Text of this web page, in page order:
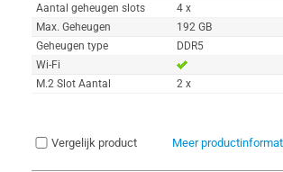
Aantal geheugen slots
4 x
Max. Geheugen
192 GB
Geheugen type
DDR5
Wi-Fi
M.2 Slot Aantal
2 x
Vergelijk product Meer